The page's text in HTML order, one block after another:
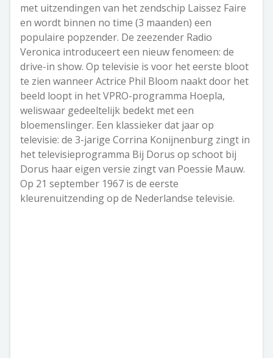
met uitzendingen van het zendschip Laissez Faire
en wordt binnen no time (3 maanden) een
populaire popzender. De zeezender Radio
Veronica introduceert een nieuw fenomeen: de
drive-in show. Op televisie is voor het eerste bloot
te zien wanneer Actrice Phil Bloom naakt door het
beeld loopt in het VPRO-programma Hoepla,
weliswaar gedeeltelijk bedekt met een
bloemenslinger. Een klassieker dat jaar op
televisie: de 3-jarige Corrina Konijnenburg zingt in
het televisieprogramma Bij Dorus op schoot bij
Dorus haar eigen versie zingt van Poessie Mauw.
Op 21 september 1967 is de eerste
kleurenuitzending op de Nederlandse televisie.